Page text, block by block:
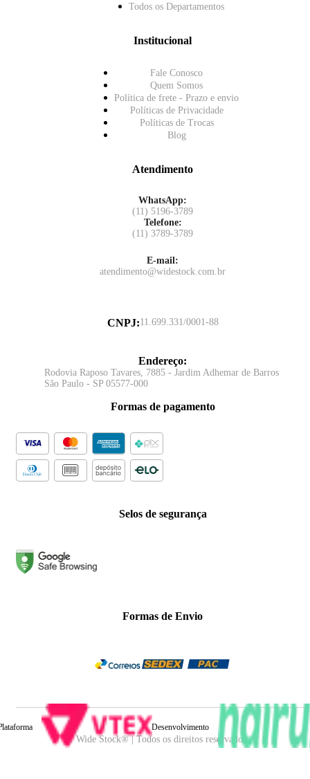
Todos os Departamentos
Institucional
Fale Conosco
Quem Somos
Política de frete - Prazo e envio
Políticas de Privacidade
Políticas de Trocas
Blog
Atendimento
WhatsApp:
(11) 5196-3789
Telefone:
(11) 3789-3789
E-mail:
atendimento@widestock.com.br
CNPJ:11.699.331/0001-88
Endereço:
Rodovia Raposo Tavares, 7885 - Jardim Adhemar de Barros
São Paulo - SP 05577-000
Formas de pagamento
Selos de segurança
Formas de Envio
Wide Stock® | Todos os direitos reservados.
Desenvolvimento